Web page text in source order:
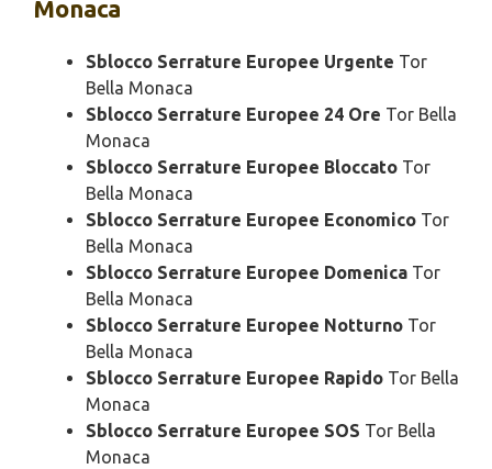
Monaca
Sblocco Serrature Europee Urgente Tor
Bella Monaca
Sblocco Serrature Europee 24 Ore Tor Bella
Monaca
Sblocco Serrature Europee Bloccato Tor
Bella Monaca
Sblocco Serrature Europee Economico Tor
Bella Monaca
Sblocco Serrature Europee Domenica Tor
Bella Monaca
Sblocco Serrature Europee Notturno Tor
Bella Monaca
Sblocco Serrature Europee Rapido Tor Bella
Monaca
Sblocco Serrature Europee SOS Tor Bella
Monaca